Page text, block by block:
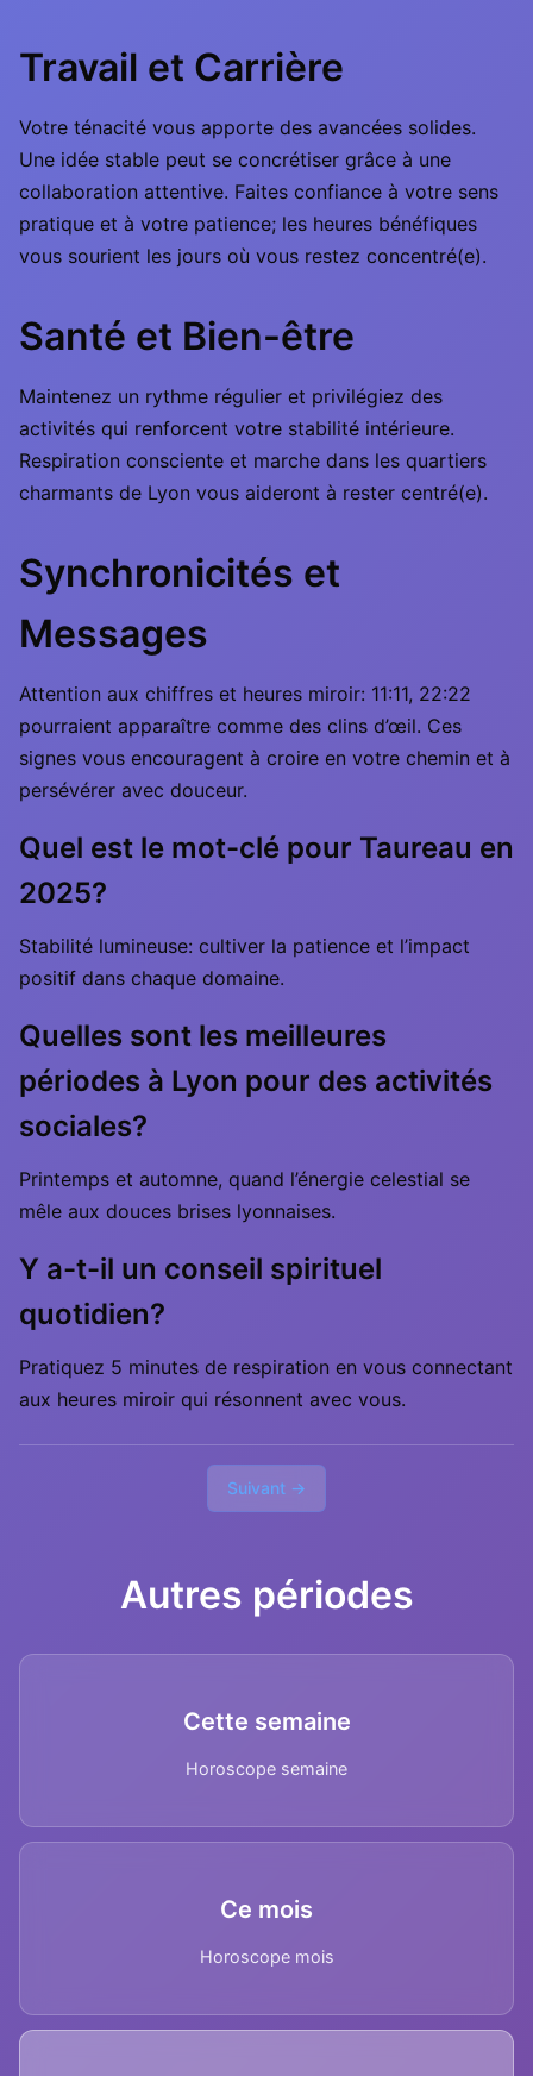
Travail et Carrière
Votre ténacité vous apporte des avancées solides.
Une idée stable peut se concrétiser grâce à une
collaboration attentive. Faites confiance à votre sens
pratique et à votre patience; les heures bénéfiques
vous sourient les jours où vous restez concentré(e).
Santé et Bien-être
Maintenez un rythme régulier et privilégiez des
activités qui renforcent votre stabilité intérieure.
Respiration consciente et marche dans les quartiers
charmants de Lyon vous aideront à rester centré(e).
Synchronicités et
Messages
Attention aux chiffres et heures miroir: 11:11, 22:22
pourraient apparaître comme des clins d’œil. Ces
signes vous encouragent à croire en votre chemin et à
persévérer avec douceur.
Quel est le mot-clé pour Taureau en
2025?
Stabilité lumineuse: cultiver la patience et l’impact
positif dans chaque domaine.
Quelles sont les meilleures
périodes à Lyon pour des activités
sociales?
Printemps et automne, quand l’énergie celestial se
mêle aux douces brises lyonnaises.
Y a-t-il un conseil spirituel
quotidien?
Pratiquez 5 minutes de respiration en vous connectant
aux heures miroir qui résonnent avec vous.
Suivant →
Autres périodes
Cette semaine
Horoscope semaine
Ce mois
Horoscope mois